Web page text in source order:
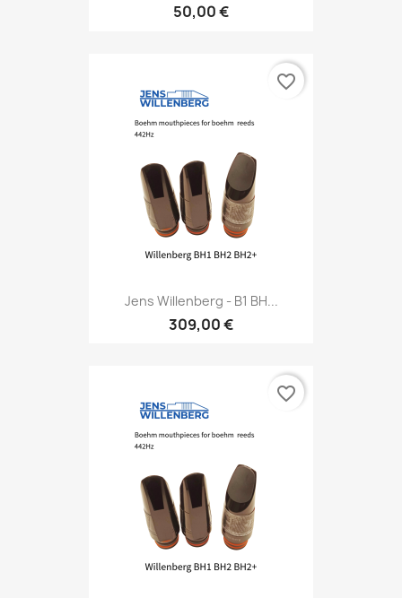
50,00 €
Jens Willenberg - B1 BH...
309,00 €
favorite_border
favorite_border